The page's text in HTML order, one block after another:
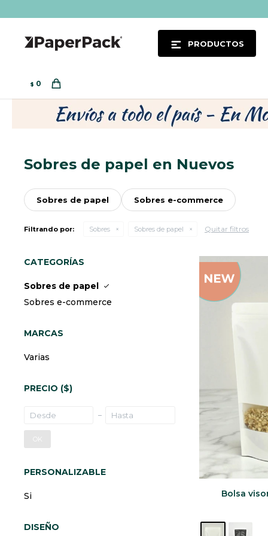
PRODUCTOS
$ 0
Sobres de papel en Nuevos
Sobres de papel Sobres e-commerce
Filtrando por: Sobres Sobres de papel Quitar filtros
Bolsa
CATEGORÍAS
Sobres de papel
Sobres e-commerce
MARCAS
Varias
PRECIO ($)
OK
PERSONALIZABLE
Si
DISEÑO